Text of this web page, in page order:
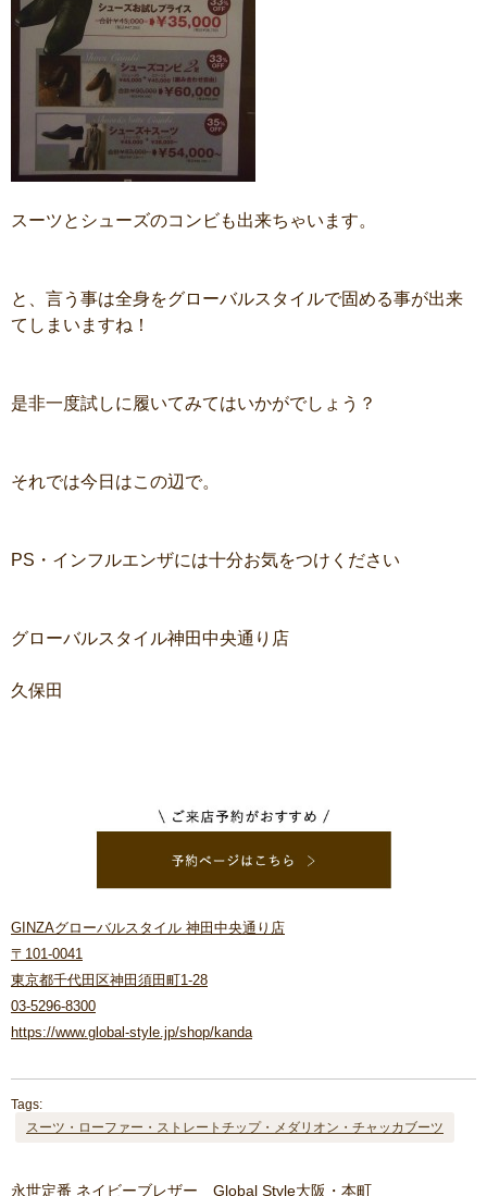
スーツとシューズのコンビも出来ちゃいます。
と、言う事は全身をグローバルスタイルで固める事が出来
てしまいますね！
是非一度試しに履いてみてはいかがでしょう？
それでは今日はこの辺で。
PS・インフルエンザには十分お気をつけください
グローバルスタイル神田中央通り店
久保田
GINZAグローバルスタイル 神田中央通り店
〒101-0041
東京都千代田区神田須田町1-28
03-5296-8300
https://www.global-style.jp/shop/kanda
Tags:
スーツ・ローファー・ストレートチップ・メダリオン・チャッカブーツ
永世定番 ネイビーブレザー Global Style大阪・本町